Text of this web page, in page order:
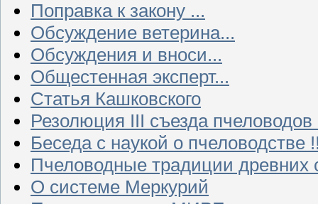
Поправка к закону ...
Обсуждение ветерина...
Обсуждения и вноси...
Общестенная эксперт...
Статья Кашковского
Резолюция III съезда
Беседа с наукой о пчеловодстве
Пчеловодные традиции древних
О системе Меркурий